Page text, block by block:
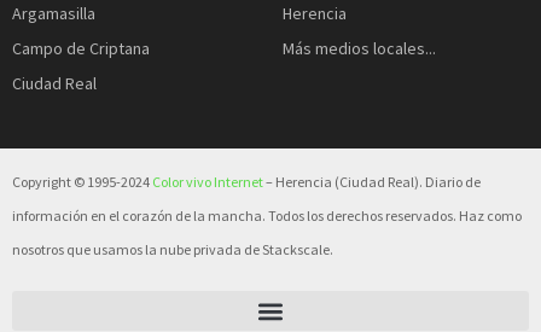
Argamasilla
Campo de Criptana
Ciudad Real
Herencia
Más medios locales...
Copyright © 1995-2024 Color vivo Internet– Herencia (Ciudad Real). Diario de
información en el corazón de la mancha. Todos los derechos reservados. Haz como
nosotros que usamos la nube privada de Stackscale.